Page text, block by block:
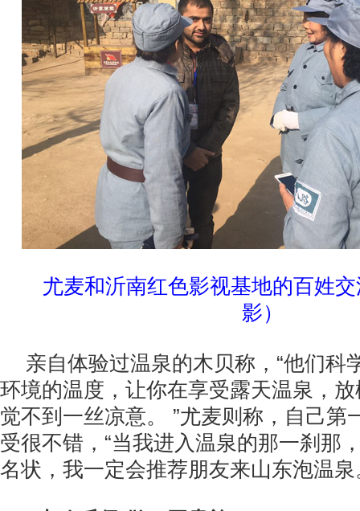
尤麦和沂南红色影视基地的百姓
影）
亲自体验过温泉的木贝称，“他们科
环境的温度，让你在享受露天温泉，
觉不到一丝凉意。 ”尤麦则称，自己第
受很不错，“当我进入温泉的那一刹那
名状，我一定会推荐朋友来山东泡温泉